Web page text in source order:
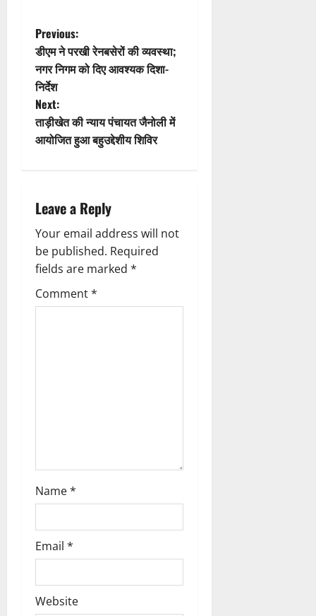
t
i
o
n
P
o
s
t
v
i
g
a
Previous:
डीएम ने परखी रेनबसेरों की व्यवस्था;
नगर निगम को दिए आवश्यक दिशा-
निर्देश
Next:
ताड़ीखेत की न्याय पंचायत जैनोली में
आयोजित हुआ बहुउद्देशीय शिविर
Leave a Reply
Your email address will not
be published. Required
fields are marked *
Comment*
Name*
Email *
Website